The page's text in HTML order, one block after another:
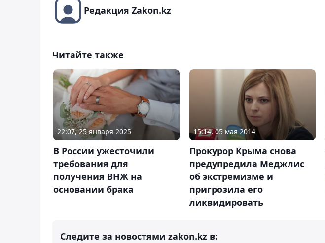
Редакция Zakon.kz
Читайте также
22:07, 25 января 2025
В России ужесточили
требования для
получения ВНЖ на
основании брака
15:14, 05 мая 2014
Прокурор Крыма снова
предупредила Меджлис
об экстремизме и
пригрозила его
ликвидировать
Следите за новостями zakon.kz в: